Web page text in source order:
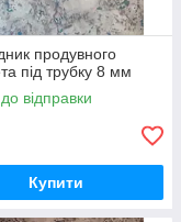
продувного
під трубку 8 мм
відправки
Купити